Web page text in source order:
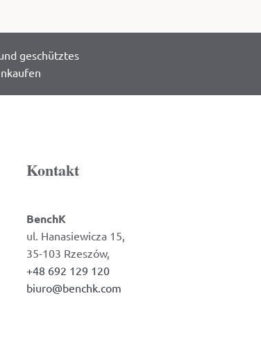
geschütztes
Kontakt
BenchK
ul. Hanasiewicza 15,
35-103 Rzeszów,
+48 692 129 120
biuro@benchk.com